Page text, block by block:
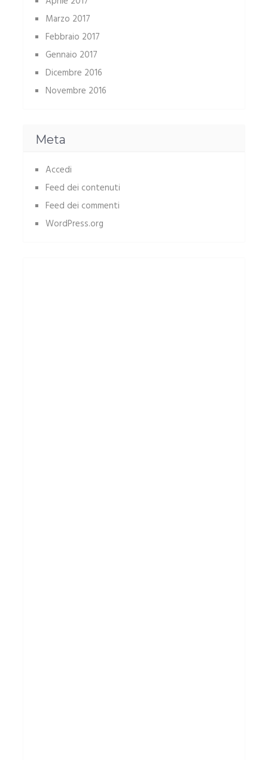
Marzo 2017
Febbraio 2017
Gennaio 2017
Dicembre 2016
Novembre 2016
Meta
Accedi
Feed dei contenuti
Feed dei commenti
WordPress.org